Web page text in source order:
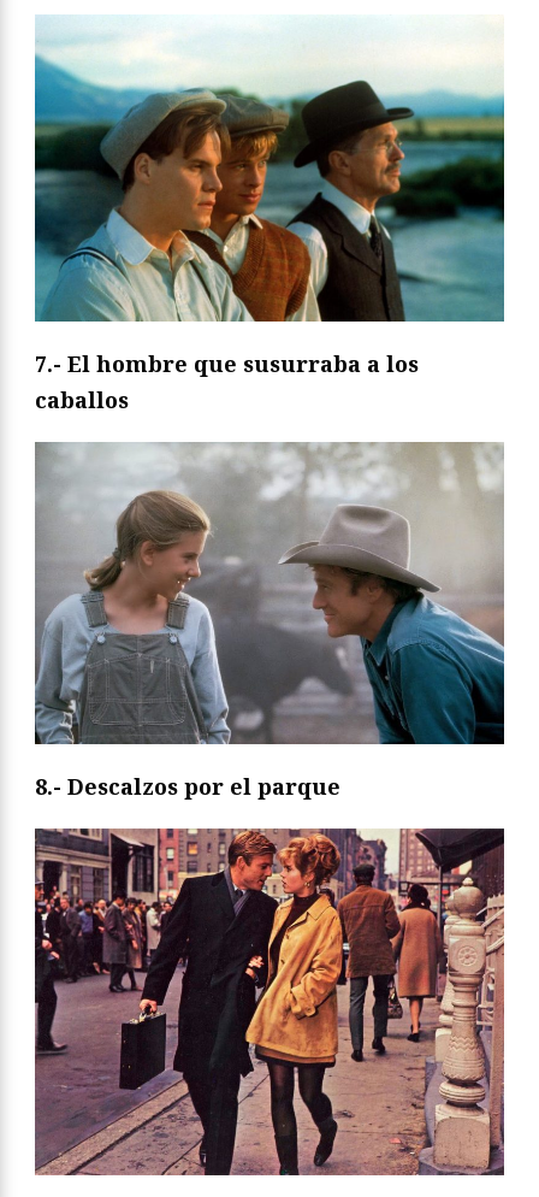
7.- El hombre que susurraba a los
caballos
8.- Descalzos por el parque